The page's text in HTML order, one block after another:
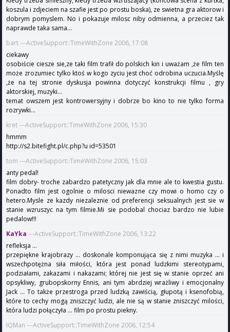
koszula i zdjeciem na szafie jest po prostu boska), ze swietna gra aktorow i
dobrym pomyslem. No i pokazuje milosc niby odmienna, a przeciez tak
naprawde taka sama...
bart ---ActiveSupport::TimeWithZone 2006, 17:08
ciekawy
osobiście ciesze sie,ze taki film trafił do polskich kin i uważam ,że film ten
może zrozumiec tylko ktoś w kogo zyciu jest choć odrobina uczucia.Myślę
,że na tej stronie dyskusja powinna dotyczyć konstrukcji filmu , gry
aktorskiej, muzyki...
temat owszem jest kontrowersyjny i dobrze bo kino to nie tylko forma
rozrywki...
kret ---ActiveSupport::TimeWithZone 2006, 15:30
hmmm
http://s2.bitefight.pl/c.php?u id=53501
tom ---ActiveSupport::TimeWithZone 2006, 15:03
anty pedal!
film dobry- troche zabardzo patetyczny jak dla mnie ale to kwestia gustu.
Ponadto film jest ogolnie o milosci niewazne czy mowi o homo czy o
hetero.Mysle ze kazdy niezaleznie od preferencji seksualnych jest sie w
stanie wzruszyc na tym filmie.Mi sie podobal chociaz bardzo nie lubie
pedalow!!!
KaYka ---ActiveSupport::TimeWithZone 2006, 13:22
refleksja ...
przepiękne krajobrazy ... doskonale komponująca się z nimi muzyka ... i
wszechpotężna siła miłości, która jest ponad ludzkimi stereotypami,
podziałami, zakazami i nakazami; której nie jest się w stanie oprzeć ani
opsykliwy, grubopskorny Ennis, ani tym abrdziej wrażliwy i emocjonalny
Jack ... To także przestroga przed ludzką zawiścią, głupotą i ksenofobią,
które to cechy mogą zniszczyć ludzi, ale nie są w stanie zniszczyć milości,
która ludzi połączyła ... film po prostu piekny.
IQMan ---ActiveSupport::TimeWithZone 2006, 12:54